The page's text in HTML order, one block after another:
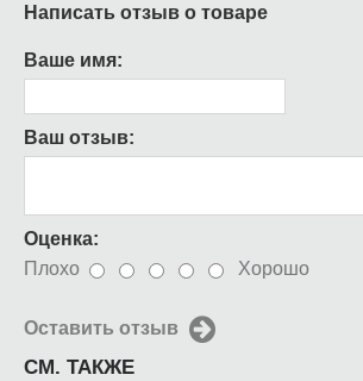
Написать отзыв о товаре
Ваше имя:
Ваш отзыв:
Оценка:
Плохо
Хорошо
Оставить отзыв
СМ. ТАКЖЕ